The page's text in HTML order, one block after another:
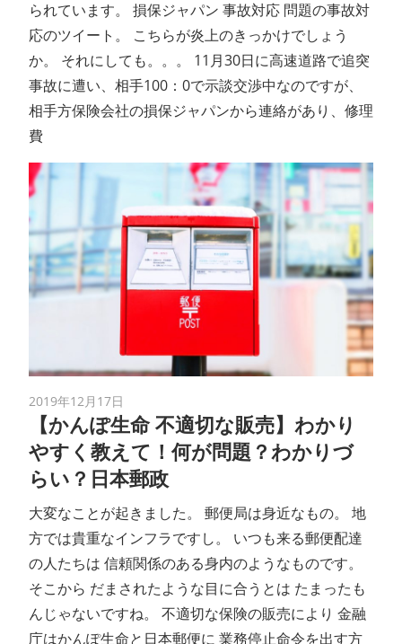
られています。 損保ジャパン 事故対応 問題の事故対
応のツイート。 こちらが炎上のきっかけでしょう
か。 それにしても。。。 11月30日に高速道路で追突
事故に遭い、相手100：0で示談交渉中なのですが、
相手方保険会社の損保ジャパンから連絡があり、修理
費
2019年12月17日
【かんぽ生命 不適切な販売】わかり
やすく教えて！何が問題？わかりづ
らい？日本郵政
大変なことが起きました。 郵便局は身近なもの。 地
方では貴重なインフラですし。 いつも来る郵便配達
の人たちは 信頼関係のある身内のようなものです。
そこから だまされたような目に合うとは たまったも
んじゃないですね。 不適切な保険の販売により 金融
庁はかんぽ生命と日本郵便に 業務停止命令を出す方